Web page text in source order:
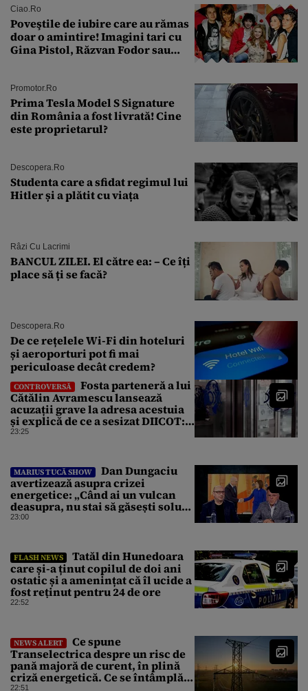
Ciao.ro
Poveştile de iubire care au rămas
doar o amintire! Imagini tari cu
Gina Pistol, Răzvan Fodor sau
Promotor.ro
Prima Tesla Model S Signature
din România a fost livrată! Cine
este proprietarul?
Descopera.ro
Studenta care a sfidat regimul lui
Hitler și a plătit cu viața
Râzi Cu Lacrimi
BANCUL ZILEI. El către ea: – Ce îți
place să ți se facă?
Descopera.ro
De ce rețelele Wi-Fi din hoteluri
și aeroporturi pot fi mai
periculoase decât credem?
CONTROVERSĂ
Fosta parteneră a lui
Cătălin Avramescu lansează
acuzații grave la adresa acestuia
și explică de ce a sesizat DIICOT:
„Făcea baie complet dezbrăcat cu
23:25
MARIUS TUCĂ SHOW
Dan Dungaciu
avertizează asupra crizei
energetice: „Când ai un vulcan
deasupra, nu stai să găsești soluții
cu leucoplast”
23:00
FLASH NEWS
Tatăl din Hunedoara
care și-a ținut copilul de doi ani
ostatic și a amenințat că îl ucide a
fost reținut pentru 24 de ore
22:52
NEWS ALERT
Ce spune
Transelectrica despre un risc de
pană majoră de curent, în plină
criză energetică. Ce se întâmplă
22:51